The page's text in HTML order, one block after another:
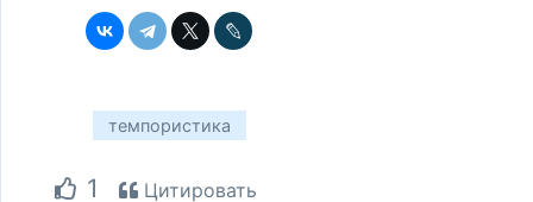
темпористика
1 Цитировать